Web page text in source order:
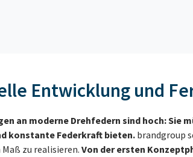
Entwicklung und
an moderne Drehfedern sind hoch: Sie
konstante Federkraft bieten. brandgroup
zu realisieren. Von der ersten